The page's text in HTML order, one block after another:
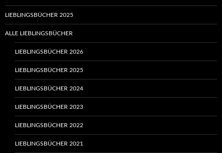
LIEBLINGSBÜCHER 2025
ALLE LIEBLINGSBÜCHER
LIEBLINGSBÜCHER 2026
LIEBLINGSBÜCHER 2025
LIEBLINGSBÜCHER 2024
LIEBLINGSBÜCHER 2023
LIEBLINGSBÜCHER 2022
LIEBLINGSBÜCHER 2021